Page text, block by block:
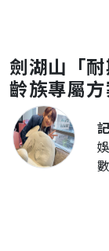
劍湖山「
齡族專屬